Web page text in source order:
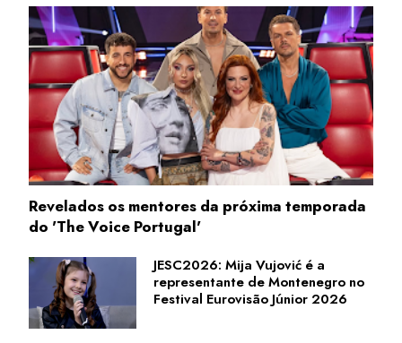
Revelados os mentores da próxima temporada
do 'The Voice Portugal'
JESC2026: Mija Vujović é a
representante de Montenegro no
Festival Eurovisão Júnior 2026